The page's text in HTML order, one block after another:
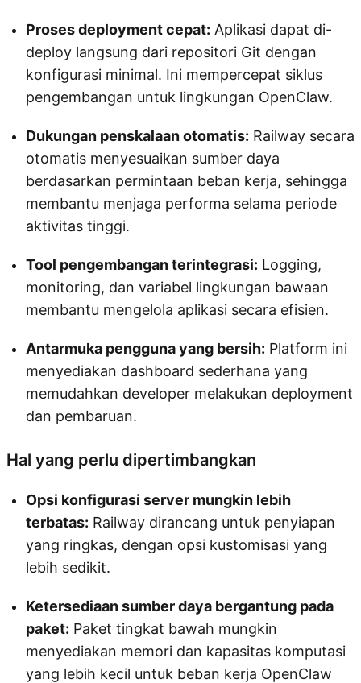
Proses deployment cepat: Aplikasi dapat di-
deploy langsung dari repositori Git dengan
konfigurasi minimal. Ini mempercepat siklus
pengembangan untuk lingkungan OpenClaw.
Dukungan penskalaan otomatis: Railway secara
otomatis menyesuaikan sumber daya
berdasarkan permintaan beban kerja, sehingga
membantu menjaga performa selama periode
aktivitas tinggi.
Tool pengembangan terintegrasi: Logging,
monitoring, dan variabel lingkungan bawaan
membantu mengelola aplikasi secara efisien.
Antarmuka pengguna yang bersih: Platform ini
menyediakan dashboard sederhana yang
memudahkan developer melakukan deployment
dan pembaruan.
Hal yang perlu dipertimbangkan
Opsi konfigurasi server mungkin lebih
terbatas: Railway dirancang untuk penyiapan
yang ringkas, dengan opsi kustomisasi yang
lebih sedikit.
Ketersediaan sumber daya bergantung pada
paket: Paket tingkat bawah mungkin
menyediakan memori dan kapasitas komputasi
yang lebih kecil untuk beban kerja OpenClaw